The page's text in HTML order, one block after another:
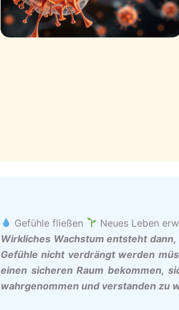
Gefühle fließen
Neues Leben
Wirkliches Wachstum entsteht
Gefühle nicht verdrängt werden
einen sicheren Raum bekommen,
wahrgenommen und verstanden zu